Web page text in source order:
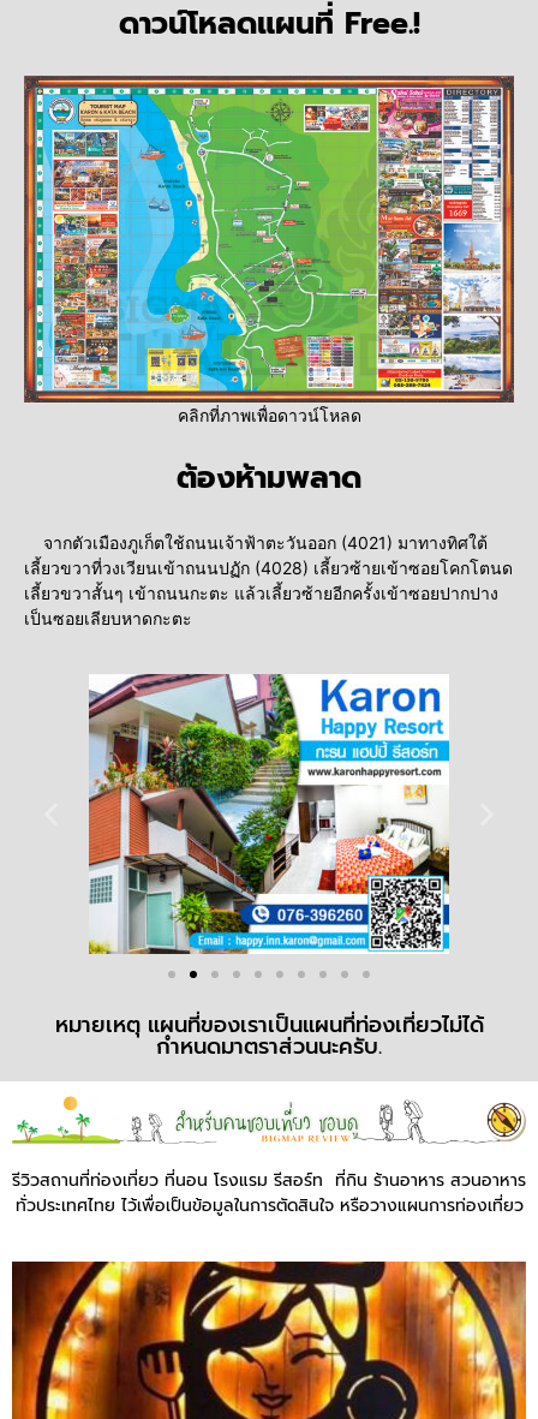
ดาวน์โหลดแผนที่ Free.!
คลิกที่ภาพเพื่อดาวน์โหลด
ต้องห้ามพลาด
จากตัวเมืองภูเก็ตใช้ถนนเจ้าฟ้าตะวันออก (4021) มาทางทิศใต้
เลี้ยวขวาที่วงเวียนเข้าถนนปฏัก (4028) เลี้ยวซ้ายเข้าซอยโคกโตนด
เลี้ยวขวาสั้นๆ เข้าถนนกะตะ แล้วเลี้ยวซ้ายอีกครั้งเข้าซอยปากปาง
เป็นซอยเลียบหาดกะตะ
หมายเหตุ แผนที่ของเราเป็นแผนที่ท่องเที่ยวไม่ได้
กำหนดมาตราส่วนนะครับ.
รีวิวสถานที่ท่องเที่ยว ที่นอน โรงแรม รีสอร์ท ที่กิน ร้านอาหาร สวนอาหาร
ทั่วประเทศไทย ไว้เพื่อเป็นข้อมูลในการตัดสินใจ หรือวางแผนการท่องเที่ยว